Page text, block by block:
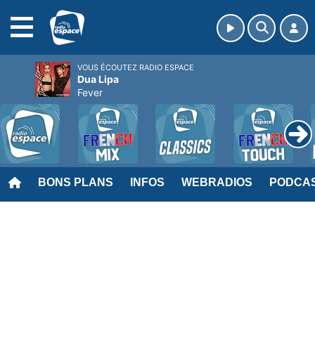
BONS PLANS INFOS WEBRADIOS
VOUS ÉCOUTEZ RADIO ESPACE
Dua Lipa
Fever